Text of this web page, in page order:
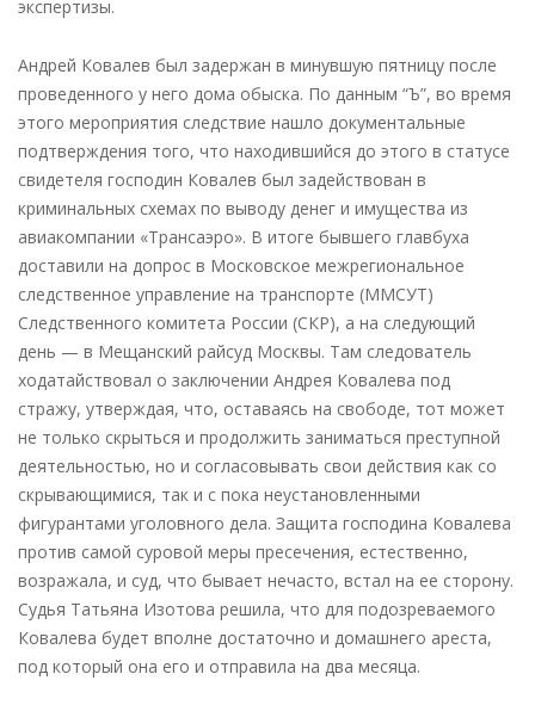
экспертизы.
Андрей Ковалев был задержан в минувшую пятницу после
проведенного у него дома обыска. По данным “Ъ”, во время
этого мероприятия следствие нашло документальные
подтверждения того, что находившийся до этого в статусе
свидетеля господин Ковалев был задействован в
криминальных схемах по выводу денег и имущества из
авиакомпании «Трансаэро». В итоге бывшего главбуха
доставили на допрос в Московское межрегиональное
следственное управление на транспорте (ММСУТ)
Следственного комитета России (СКР), а на следующий
день — в Мещанский райсуд Москвы. Там следователь
ходатайствовал о заключении Андрея Ковалева под
стражу, утверждая, что, оставаясь на свободе, тот может
не только скрыться и продолжить заниматься преступной
деятельностью, но и согласовывать свои действия как со
скрывающимися, так и с пока неустановленными
фигурантами уголовного дела. Защита господина Ковалева
против самой суровой меры пресечения, естественно,
возражала, и суд, что бывает нечасто, встал на ее сторону.
Судья Татьяна Изотова решила, что для подозреваемого
Ковалева будет вполне достаточно и домашнего ареста,
под который она его и отправила на два месяца.